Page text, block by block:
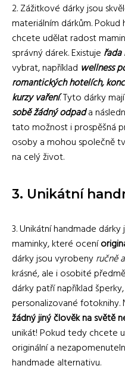
2. Zážitkové dárky jsou
materiálním dárkům.
chcete udělat radost
správný dárek. Existuje
vybrat, například wellness
romantických hotelích,
kurzy vaření. Tyto dárky
sobě žádný odpada
tato možnost i prospěšná
osoby a mohou společně
na celý život.
3. Unikátní
3. Unikátní handmade
maminky, které ocení
dárky jsou vyrobenyručně
krásné, ale i osobité
dárky patří například
personalizované fotoknihy.
žádný jiný člověk na světě
unikát! Pokud tedy chcete
originální a
handmade alternativu.